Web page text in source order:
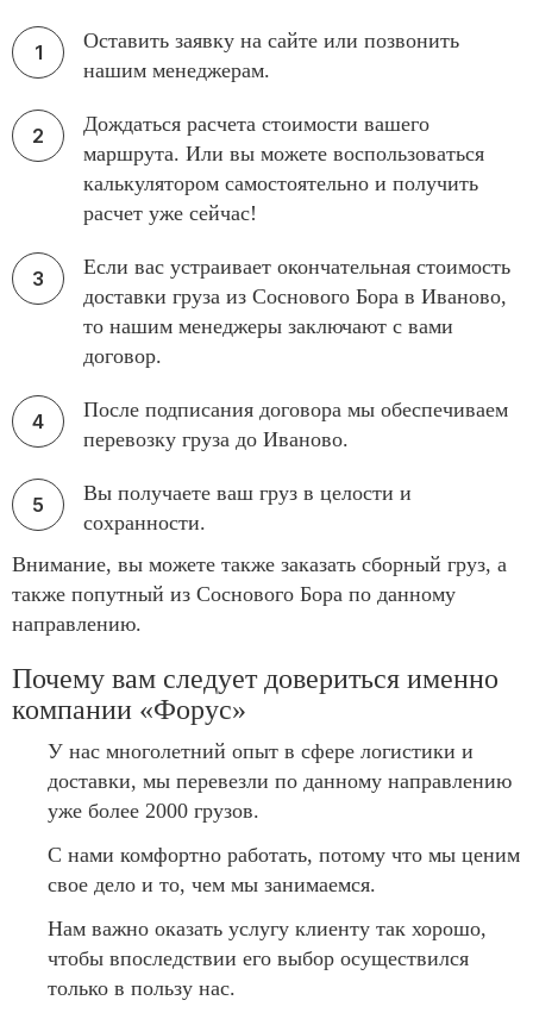
Оставить заявку на сайте или позвонить
нашим менеджерам.
Дождаться расчета стоимости вашего
маршрута. Или вы можете воспользоваться
калькулятором самостоятельно и получить
расчет уже сейчас!
Если вас устраивает окончательная стоимость
доставки груза из Соснового Бора в Иваново,
то нашим менеджеры заключают с вами
договор.
После подписания договора мы обеспечиваем
перевозку груза до Иваново.
Вы получаете ваш груз в целости и
сохранности.
Внимание, вы можете также заказать сборный груз, а
также попутный из Соснового Бора по данному
направлению.
Почему вам следует довериться именно
компании «Форус»
У нас многолетний опыт в сфере логистики и
доставки, мы перевезли по данному направлению
уже более 2000 грузов.
С нами комфортно работать, потому что мы ценим
свое дело и то, чем мы занимаемся.
Нам важно оказать услугу клиенту так хорошо,
чтобы впоследствии его выбор осуществился
только в пользу нас.